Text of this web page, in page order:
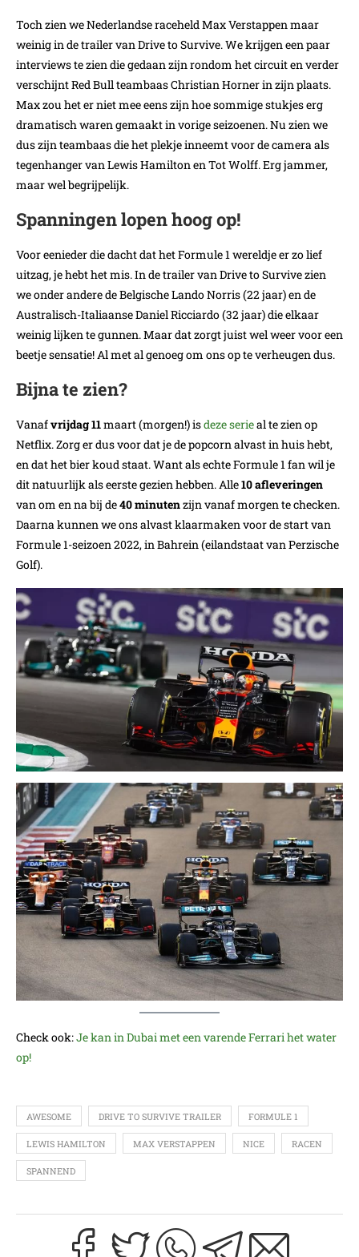
Toch zien we Nederlandse raceheld Max Verstappen maar
weinig in de trailer van Drive to Survive. We krijgen een paar
interviews te zien die gedaan zijn rondom het circuit en verder
verschijnt Red Bull teambaas Christian Horner in zijn plaats.
Max zou het er niet mee eens zijn hoe sommige stukjes erg
dramatisch waren gemaakt in vorige seizoenen. Nu zien we
dus zijn teambaas die het plekje inneemt voor de camera als
tegenhanger van Lewis Hamilton en Tot Wolff. Erg jammer,
maar wel begrijpelijk.
Spanningen lopen hoog op!
Voor eenieder die dacht dat het Formule 1 wereldje er zo lief
uitzag, je hebt het mis. In de trailer van Drive to Survive zien
we onder andere de Belgische Lando Norris (22 jaar) en de
Australisch-Italiaanse Daniel Ricciardo (32 jaar) die elkaar
weinig lijken te gunnen. Maar dat zorgt juist wel weer voor een
beetje sensatie! Al met al genoeg om ons op te verheugen dus.
Bijna te zien?
Vanafvrijdag 11maart (morgen!) isdeze serieal te zien op
Netflix. Zorg er dus voor dat je de popcorn alvast in huis hebt,
en dat het bier koud staat. Want als echte Formule 1 fan wil je
dit natuurlijk als eerste gezien hebben. Alle10 afleveringen
van om en na bij de40 minutenzijn vanaf morgen te checken.
Daarna kunnen we ons alvast klaarmaken voor de start van
Formule 1-seizoen 2022, in Bahrein (eilandstaat van Perzische
Golf).
Check ook:Je kan in Dubai met een varende Ferrari het water
op!
AWESOME DRIVE TO SURVIVE TRAILER FORMULE 1
LEWIS HAMILTON MAX VERSTAPPEN NICE RACEN
SPANNEND